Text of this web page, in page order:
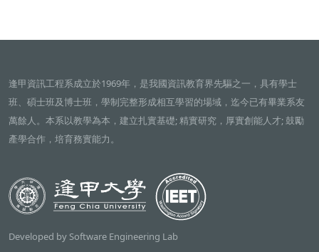
逢甲資訊工程系成立於1969年，是我國資訊教育界先驅之一，具有學士
班、碩士班及博士班，學制完整形成相互學習的場域，迄今已有畢業系友
萬餘人。本系以教學為本，建立扎實基礎; 精實研究，厚實創能人才; 鼓勵
產學合作，培育務實能力。
Developed by Software Engineering Lab